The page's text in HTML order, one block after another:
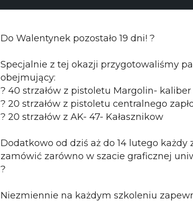
Do Walentynek pozostało 19 dni! ?
Specjalnie z tej okazji przygotowaliśmy
obejmujący:
? 40 strzałów z pistoletu Margolin- kaliber
? 20 strzałów z pistoletu centralnego
? 20 strzałów z AK- 47- Kałasznikow
Dodatkowo od dziś aż do 14 lutego każdy
zamówić zarówno w szacie graficznej
?
Niezmiennie na każdym szkoleniu